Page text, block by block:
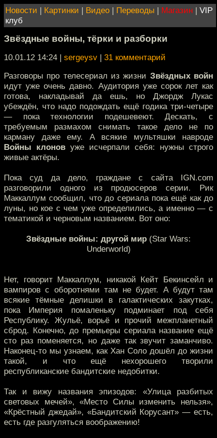
Новости | Картинки | Видео | Переводы | Магазин | VIP
клуб
Звёздные войны, тёрки и разборки
10.01.12 14:24 | sergeysv | 31 комментарий
Разговоры про телесериал из жизни Звёздных войн
идут уже очень давно. Аудитория уже сорок лет как
готова, накладывай да ешь, но Джордж Лукас
убеждён, что надо подождать ещё годика три-четыре
— пока технологии подешевеют. Дескать, с
требуемым размахом снимать такое дело не по
карману даже ему. А всякие мультяшки навроде
Войны клонов уже исчерпали себя: нужны строго
живые актёры.
Пока суд да дело, граждане с сайта IGN.com
разговорили одного из продюсеров серии. Рик
Маккаллум сообщил, что до сериала пока ещё как до
луны, но кое с чем уже определились, а именно — с
тематикой и черновым названием. Вот оно:
Звёздные войны: другой мир (Star Wars:
Underworld)
Нет, говорит Маккаллум, никакой Кейт Бекинсейл и
вампиров с оборотнями там не будет. А будут там
всякие тёмные делишки в галактических закутках,
пока Империя помаленьку подминает под себя
Республику. Жульё, ворьё и прочий межпланетный
сброд. Конечно, до премьеры сериала название ещё
сто раз поменяется, но даже так звучит заманчиво.
Наконец-то мы узнаем, как Хан Соло дошёл до жизни
такой, и что ещё нехорошего творили
республиканские бандитские недобитки.
Так и вижу названия эпизодов: «Улица разбитых
световых мечей», «Место Силы изменить нельзя»,
«Крёстный джедай», «Бандитский Корусант» — есть,
есть где разгуляться воображению!